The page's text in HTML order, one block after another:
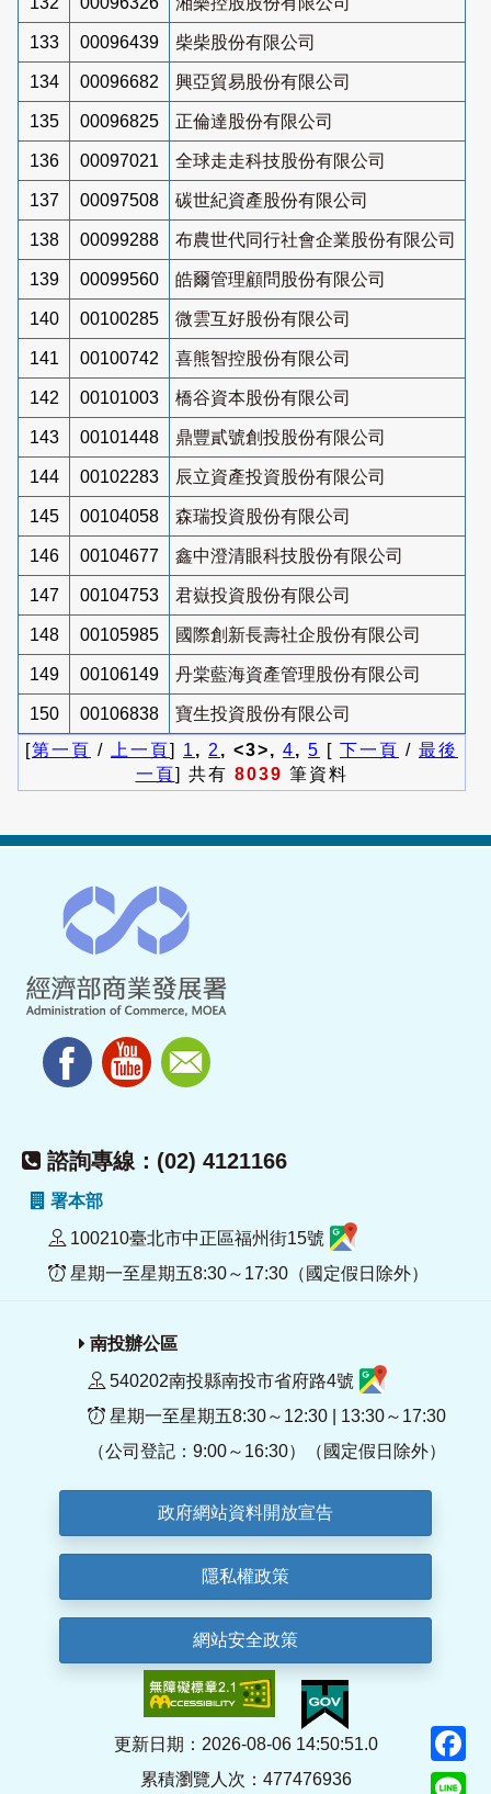
133 00096439 柴柴股份有限公司
134 00096682 興亞貿易股份有限公司
135 00096825 正倫達股份有限公司
136 00097021 全球走走科技股份有限公司
137 00097508 碳世紀資產股份有限公司
138 00099288 布農世代同行社會企業股份有限公司
139 00099560 皓爾管理顧問股份有限公司
140 00100285 微雲互好股份有限公司
141 00100742 喜熊智控股份有限公司
142 00101003 橋谷資本股份有限公司
143 00101448 鼎豐貳號創投股份有限公司
144 00102283 辰立資產投資股份有限公司
145 00104058 森瑞投資股份有限公司
146 00104677 鑫中澄清眼科技股份有限公司
147 00104753 君嶽投資股份有限公司
148 00105985 國際創新長壽社企股份有限公司
149 00106149 丹棠藍海資產管理股份有限公司
150 00106838
寶生投資股份有限公司
[第一頁 / 上一頁] 1 , 2 , <3>, 4, 5 [ 下一頁 / 最後
一頁] 共有 8039 筆資料
諮詢專線：(02) 4121166
署本部
100210臺北市中正區福州街15號
星期一至星期五8:30～17:30（國定假日除外）
南投辦公區
540202南投縣南投市省府路4號
星期一至星期五8:30～12:30 | 13:30～17:30
（公司登記：9:00～16:30）（國定假日除外）
政府網站資料開放宣告
隱私權政策
網站安全政策
更新日期：2026-08-06 14:50:51.0
累積瀏覽人次：477476936